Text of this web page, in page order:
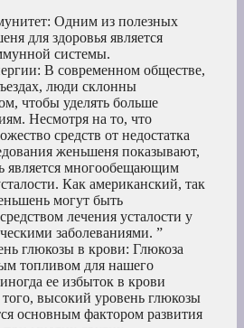
Одним из полезных
для здоровья является
системы.
В современном обществе,
люди склонны
чтобы уделять больше
Несмотря на то, что
средств от недостатка
женьшеня показывают,
является многообещающим
Как американский, так
могут быть
лечения усталости у
заболеваниями. ”
глюкозы в крови: Глюкоза
топливом для нашего
ее избыток в крови
высокий уровень глюкозы
основным фактором развития